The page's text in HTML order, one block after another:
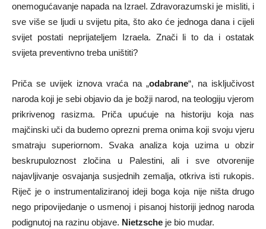
onemogućavanje napada na Izrael. Zdravorazumski je misliti, i
sve više se ljudi u svijetu pita, što ako će jednoga dana i cijeli
svijet postati neprijateljem Izraela. Znači li to da i ostatak
svijeta preventivno treba uništiti?
Priča se uvijek iznova vraća na „odabrane“, na isključivost
naroda koji je sebi objavio da je božji narod, na teologiju vjerom
prikrivenog rasizma. Priča upućuje na historiju koja nas
majčinski uči da budemo oprezni prema onima koji svoju vjeru
smatraju superiornom. Svaka analiza koja uzima u obzir
beskrupuloznost zločina u Palestini, ali i sve otvorenije
najavljivanje osvajanja susjednih zemalja, otkriva isti rukopis.
Riječ je o instrumentaliziranoj ideji boga koja nije ništa drugo
nego pripovijedanje o usmenoj i pisanoj historiji jednog naroda
podignutoj na razinu objave. Nietzsche je bio mudar.